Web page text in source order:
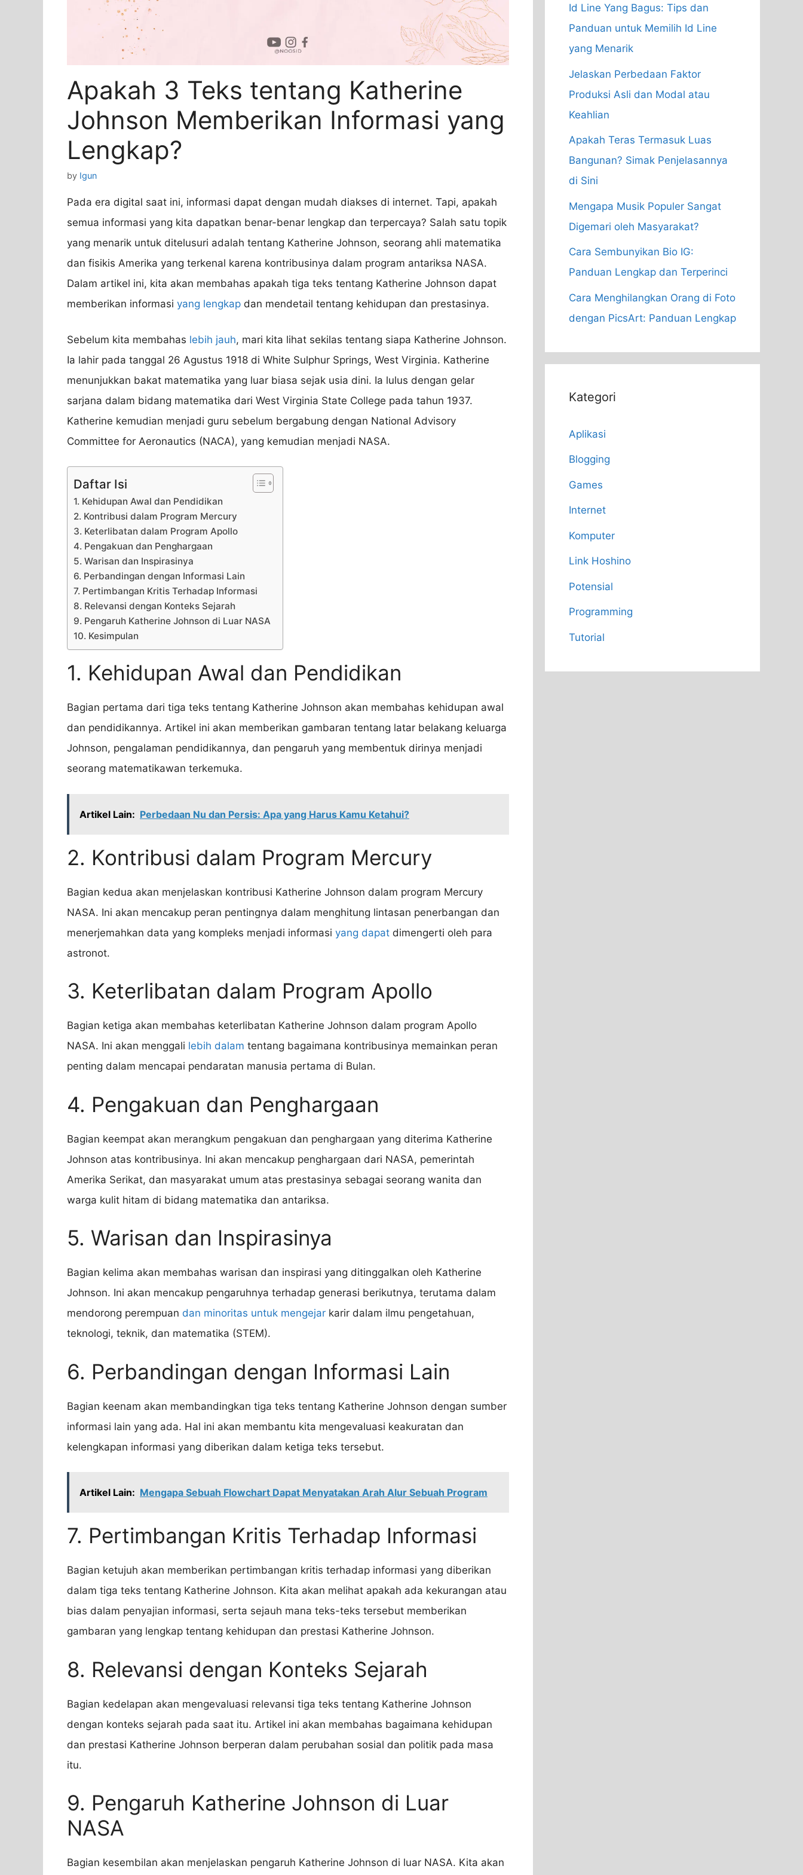
Apakah 3 Teks tentang Katherine
Johnson Memberikan Informasi yang
Lengkap?
by Igun
Pada era digital saat ini, informasi dapat dengan mudah diakses di internet. Tapi, apakah
semua informasi yang kita dapatkan benar-benar lengkap dan terpercaya? Salah satu topik
yang menarik untuk ditelusuri adalah tentang Katherine Johnson, seorang ahli matematika
dan fisikis Amerika yang terkenal karena kontribusinya dalam program antariksa NASA.
Dalam artikel ini, kita akan membahas apakah tiga teks tentang Katherine Johnson dapat
memberikan informasi yang lengkap dan mendetail tentang kehidupan dan prestasinya.
Sebelum kita membahas lebih jauh, mari kita lihat sekilas tentang siapa Katherine Johnson.
Ia lahir pada tanggal 26 Agustus 1918 di White Sulphur Springs, West Virginia. Katherine
menunjukkan bakat matematika yang luar biasa sejak usia dini. Ia lulus dengan gelar
sarjana dalam bidang matematika dari West Virginia State College pada tahun 1937.
Katherine kemudian menjadi guru sebelum bergabung dengan National Advisory
Committee for Aeronautics (NACA), yang kemudian menjadi NASA.
Daftar Isi
1. Kehidupan Awal dan Pendidikan
2. Kontribusi dalam Program Mercury
3. Keterlibatan dalam Program Apollo
4. Pengakuan dan Penghargaan
5. Warisan dan Inspirasinya
6. Perbandingan dengan Informasi Lain
7. Pertimbangan Kritis Terhadap Informasi
8. Relevansi dengan Konteks Sejarah
9. Pengaruh Katherine Johnson di Luar NASA
10. Kesimpulan
1. Kehidupan Awal dan Pendidikan
Bagian pertama dari tiga teks tentang Katherine Johnson akan membahas kehidupan awal
dan pendidikannya. Artikel ini akan memberikan gambaran tentang latar belakang keluarga
Johnson, pengalaman pendidikannya, dan pengaruh yang membentuk dirinya menjadi
seorang matematikawan terkemuka.
Artikel Lain: Perbedaan Nu dan Persis: Apa yang Harus Kamu Ketahui?
2. Kontribusi dalam Program Mercury
Bagian kedua akan menjelaskan kontribusi Katherine Johnson dalam program Mercury
NASA. Ini akan mencakup peran pentingnya dalam menghitung lintasan penerbangan dan
menerjemahkan data yang kompleks menjadi informasi yang dapat dimengerti oleh para
astronot.
3. Keterlibatan dalam Program Apollo
Bagian ketiga akan membahas keterlibatan Katherine Johnson dalam program Apollo
NASA. Ini akan menggali lebih dalam tentang bagaimana kontribusinya memainkan peran
penting dalam mencapai pendaratan manusia pertama di Bulan.
4. Pengakuan dan Penghargaan
Bagian keempat akan merangkum pengakuan dan penghargaan yang diterima Katherine
Johnson atas kontribusinya. Ini akan mencakup penghargaan dari NASA, pemerintah
Amerika Serikat, dan masyarakat umum atas prestasinya sebagai seorang wanita dan
warga kulit hitam di bidang matematika dan antariksa.
5. Warisan dan Inspirasinya
Bagian kelima akan membahas warisan dan inspirasi yang ditinggalkan oleh Katherine
Johnson. Ini akan mencakup pengaruhnya terhadap generasi berikutnya, terutama dalam
mendorong perempuan dan minoritas untuk mengejar karir dalam ilmu pengetahuan,
teknologi, teknik, dan matematika (STEM).
6. Perbandingan dengan Informasi Lain
Bagian keenam akan membandingkan tiga teks tentang Katherine Johnson dengan sumber
informasi lain yang ada. Hal ini akan membantu kita mengevaluasi keakuratan dan
kelengkapan informasi yang diberikan dalam ketiga teks tersebut.
Artikel Lain: Mengapa Sebuah Flowchart Dapat Menyatakan Arah Alur Sebuah Program
7. Pertimbangan Kritis Terhadap Informasi
Bagian ketujuh akan memberikan pertimbangan kritis terhadap informasi yang diberikan
dalam tiga teks tentang Katherine Johnson. Kita akan melihat apakah ada kekurangan atau
bias dalam penyajian informasi, serta sejauh mana teks-teks tersebut memberikan
gambaran yang lengkap tentang kehidupan dan prestasi Katherine Johnson.
8. Relevansi dengan Konteks Sejarah
Bagian kedelapan akan mengevaluasi relevansi tiga teks tentang Katherine Johnson
dengan konteks sejarah pada saat itu. Artikel ini akan membahas bagaimana kehidupan
dan prestasi Katherine Johnson berperan dalam perubahan sosial dan politik pada masa
itu.
9. Pengaruh Katherine Johnson di Luar
NASA
Bagian kesembilan akan menjelaskan pengaruh Katherine Johnson di luar NASA. Kita akan
Id Line Yang Bagus: Tips dan
Panduan untuk Memilih Id Line
yang Menarik
Jelaskan Perbedaan Faktor
Produksi Asli dan Modal atau
Keahlian
Apakah Teras Termasuk Luas
Bangunan? Simak Penjelasannya
di Sini
Mengapa Musik Populer Sangat
Digemari oleh Masyarakat?
Cara Sembunyikan Bio IG:
Panduan Lengkap dan Terperinci
Cara Menghilangkan Orang di Foto
dengan PicsArt: Panduan Lengkap
Kategori
Aplikasi
Blogging
Games
Internet
Komputer
Link Hoshino
Potensial
Programming
Tutorial